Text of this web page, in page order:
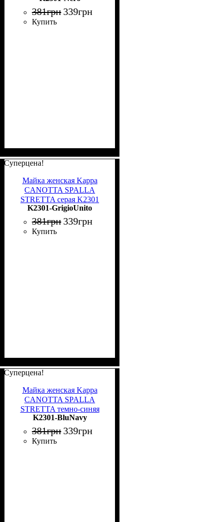
381грн 339грн
Купить
Суперцена!
Майка женская Kappa
CANOTTA SPALLA
STRETTA серая K2301
GrigioUnito
K2301-GrigioUnito
381грн 339грн
Купить
Суперцена!
Майка женская Kappa
CANOTTA SPALLA
STRETTA темно-синяя
K2301 BluNavy
K2301-BluNavy
381грн 339грн
Купить